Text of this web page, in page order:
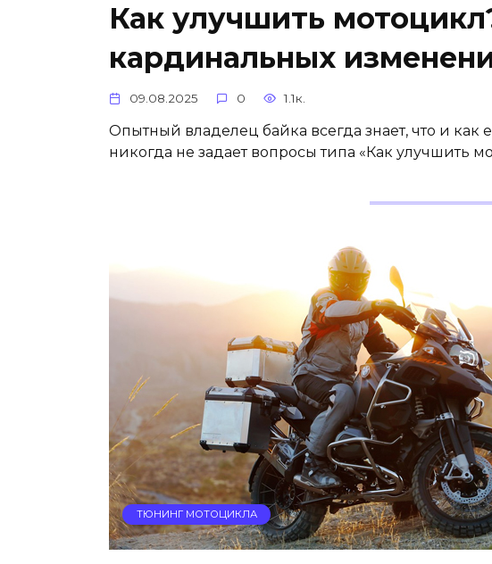
Как улучшить
кардинальных
09.08.2025 0 1.1к.
Опытный владелец байка всегда знает, что и как
никогда не задает вопросы типа «Как улучшить
ТЮНИНГ МОТОЦИКЛА